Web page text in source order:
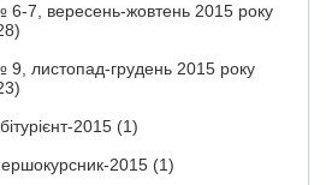
6-7, вересень-жовтень 2015 року
9, листопад-грудень 2015 року
2015 (1)
2015 (1)